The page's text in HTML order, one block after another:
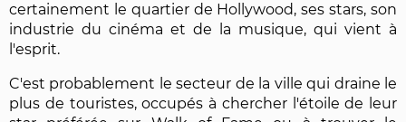
certainement le quartier de Hollywood, ses stars, son
industrie du cinéma et de la musique, qui vient à
l'esprit.
C'est probablement le secteur de la ville qui draine le
plus de touristes, occupés à chercher l'étoile de leur